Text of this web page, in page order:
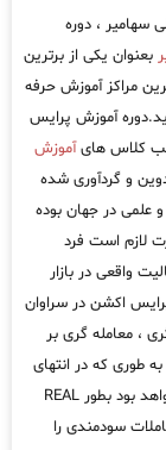
سهامیر ، دوره
بعنوان یکی از برترین
مراکز آموزش حرفه
آموزش پرایس
کلاس هایآموزش
و گردآوری شده
علمی در جهان بوده
لازم است فرد
واقعی در بازار
اکشن در سراوان
، معامله گری بر
طوری که در انتهای
دوره اموزش پرایس اکشن در سراوان دانشپذیر قادر خواهد بود بطور REAL
سودمندی را